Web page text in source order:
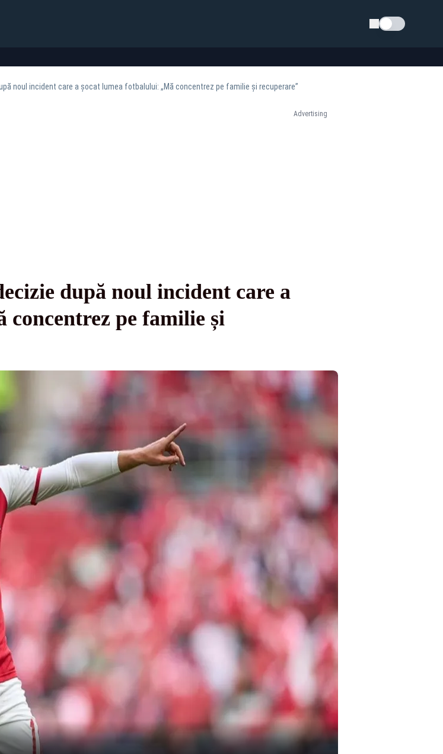
Schimba tema
noul incident care a șocat lumea fotbalului: „Mă concentrez pe familie și recuperare”
Advertising
după noul incident care a
pe familie și